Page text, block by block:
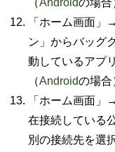
「ホーム画面
ン」からバッグ
動しているアプ
（Androidの場合
「ホーム画面
在接続している
別の接続先を選